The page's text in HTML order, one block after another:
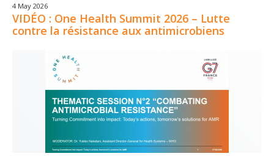
4 May 2026
VIDÉO : One Health Summit 2026 – Lutte
contre la résistance aux antimicrobiens